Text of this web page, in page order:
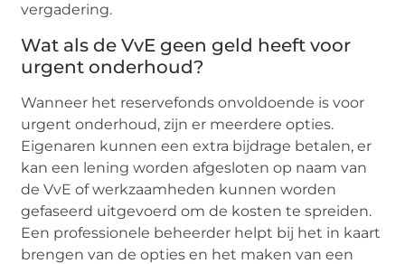
vergadering.
Wat als de VvE geen geld heeft voor
urgent onderhoud?
Wanneer het reservefonds onvoldoende is voor
urgent onderhoud, zijn er meerdere opties.
Eigenaren kunnen een extra bijdrage betalen, er
kan een lening worden afgesloten op naam van
de VvE of werkzaamheden kunnen worden
gefaseerd uitgevoerd om de kosten te spreiden.
Een professionele beheerder helpt bij het in kaart
brengen van de opties en het maken van een